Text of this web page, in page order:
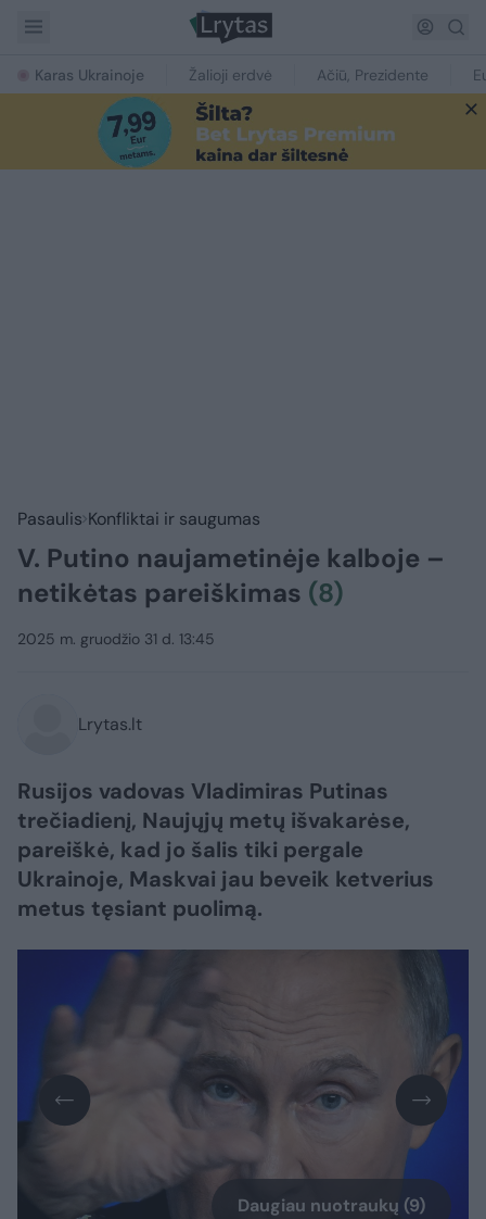
Karas Ukrainoje Žalioji erdvė Ačiū, Prezidente
Pasaulis Konfliktai ir saugumas
V. Putino naujametinėje kalboje –
netikėtas pareiškimas (8)
2025 m. gruodžio 31 d. 13:45
Lrytas.lt
Rusijos vadovas Vladimiras Putinas
trečiadienį, Naujųjų metų išvakarėse,
pareiškė, kad jo šalis tiki pergale
Ukrainoje, Maskvai jau beveik ketverius
metus tęsiant puolimą.
Daugiau nuotraukų (9)